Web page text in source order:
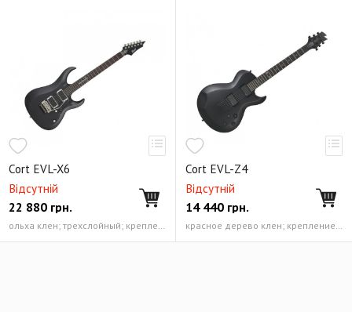
Cort EVL-X6
Відсутній
22 880 грн.
ольха клен; трехслойный; крепление на болтах
Cort EVL-Z4
Відсутній
14 440 грн.
красное дерево клен; крепление на болтах